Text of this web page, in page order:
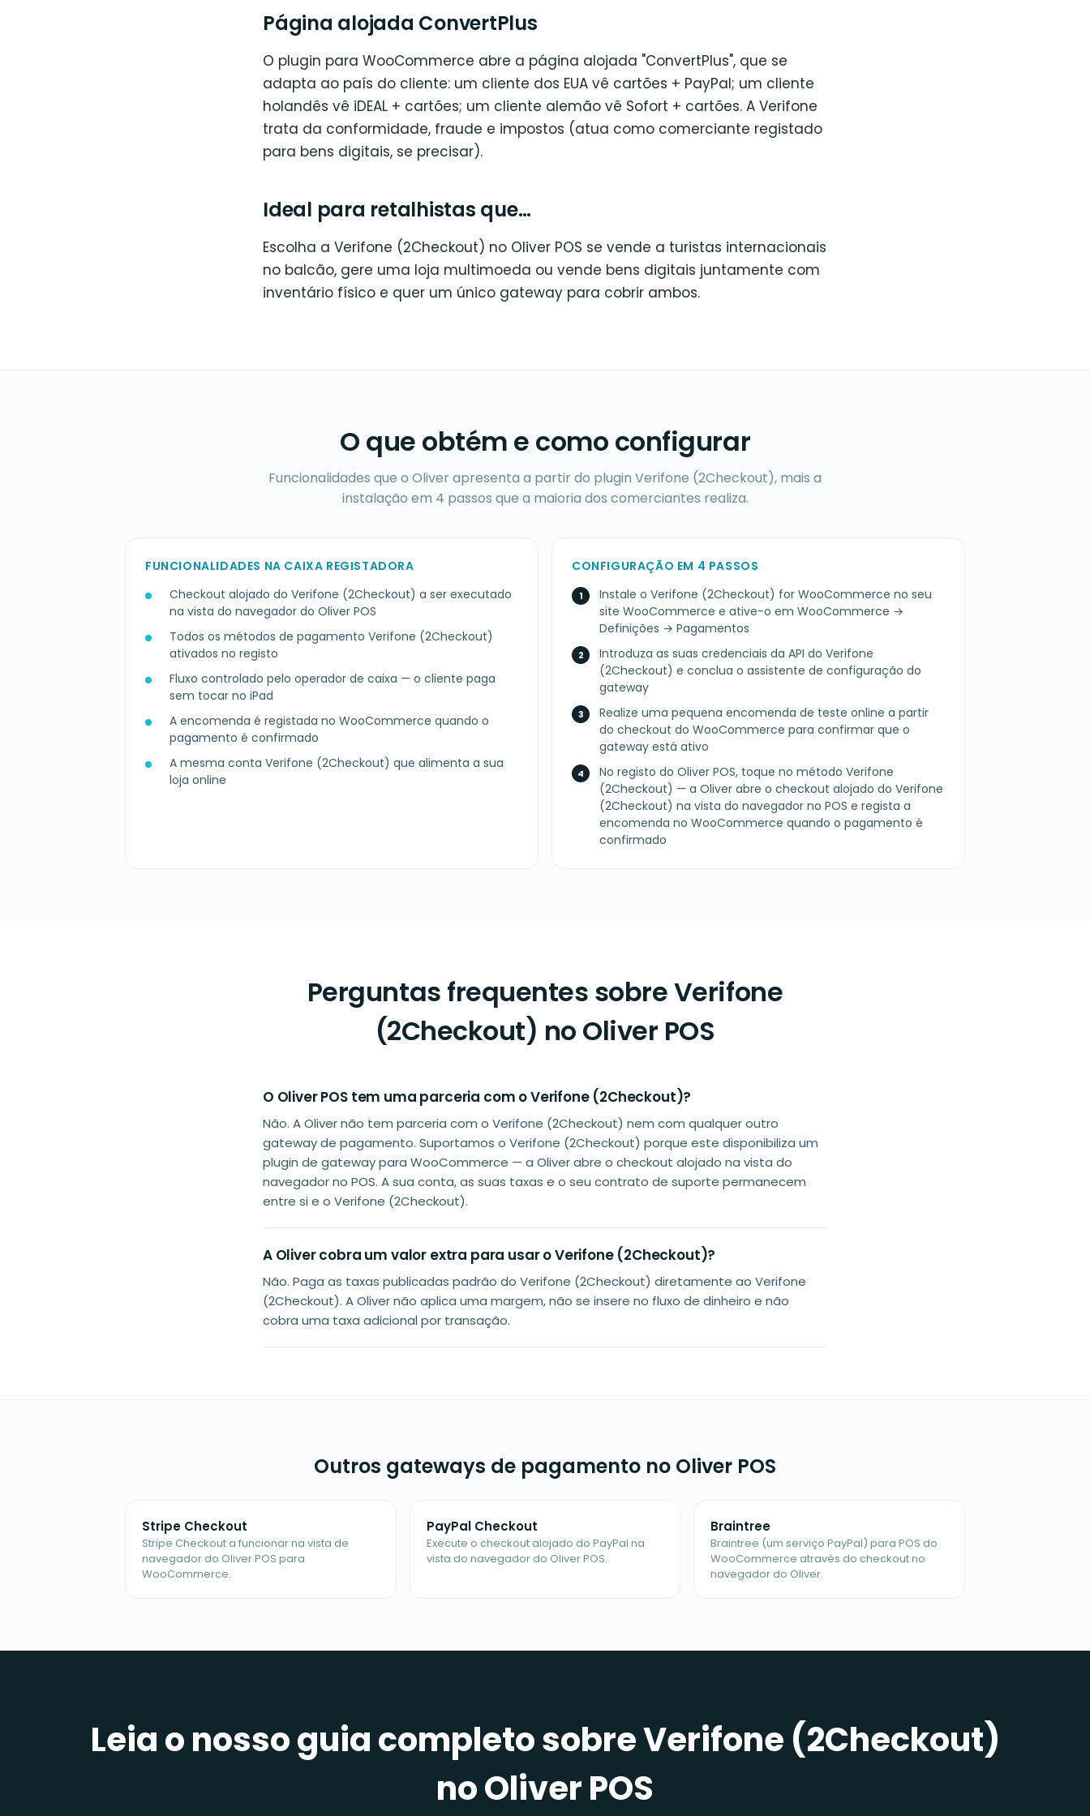
Página alojada ConvertPlus
O plugin para WooCommerce abre a página alojada "ConvertPlus", que se
adapta ao país do cliente: um cliente dos EUA vê cartões + PayPal; um cliente
holandês vê iDEAL + cartões; um cliente alemão vê Sofort + cartões. A Verifone
trata da conformidade, fraude e impostos (atua como comerciante registado
para bens digitais, se precisar).
Ideal para retalhistas que…
Escolha a Verifone (2Checkout) no Oliver POS se vende a turistas internacionais
no balcão, gere uma loja multimoeda ou vende bens digitais juntamente com
inventário físico e quer um único gateway para cobrir ambos.
O que obtém e como configurar
Funcionalidades que o Oliver apresenta a partir do plugin Verifone (2Checkout), mais a
instalação em 4 passos que a maioria dos comerciantes realiza.
FUNCIONALIDADES NA CAIXA REGISTADORA
Checkout alojado do Verifone (2Checkout) a ser executado
na vista do navegador do Oliver POS
Todos os métodos de pagamento Verifone (2Checkout)
ativados no registo
Fluxo controlado pelo operador de caixa — o cliente paga
sem tocar no iPad
A encomenda é registada no WooCommerce quando o
pagamento é confirmado
A mesma conta Verifone (2Checkout) que alimenta a sua
loja online
CONFIGURAÇÃO EM 4 PASSOS
Instale o Verifone (2Checkout) for WooCommerce no seu
site WooCommerce e ative-o em WooCommerce →
Definições → Pagamentos
Introduza as suas credenciais da API do Verifone
(2Checkout) e conclua o assistente de configuração do
gateway
Realize uma pequena encomenda de teste online a partir
do checkout do WooCommerce para confirmar que o
gateway está ativo
No registo do Oliver POS, toque no método Verifone
(2Checkout) — a Oliver abre o checkout alojado do Verifone
(2Checkout) na vista do navegador no POS e regista a
encomenda no WooCommerce quando o pagamento é
confirmado
Perguntas frequentes sobre Verifone
(2Checkout) no Oliver POS
O Oliver POS tem uma parceria com o Verifone (2Checkout)?
Não. A Oliver não tem parceria com o Verifone (2Checkout) nem com qualquer outro
gateway de pagamento. Suportamos o Verifone (2Checkout) porque este disponibiliza um
plugin de gateway para WooCommerce — a Oliver abre o checkout alojado na vista do
navegador no POS. A sua conta, as suas taxas e o seu contrato de suporte permanecem
entre si e o Verifone (2Checkout).
A Oliver cobra um valor extra para usar o Verifone (2Checkout)?
Não. Paga as taxas publicadas padrão do Verifone (2Checkout) diretamente ao Verifone
(2Checkout). A Oliver não aplica uma margem, não se insere no fluxo de dinheiro e não
cobra uma taxa adicional por transação.
Outros gateways de pagamento no Oliver POS
Stripe Checkout
Stripe Checkout a funcionar na vista de
navegador do Oliver POS para
WooCommerce.
PayPal Checkout
Execute o checkout alojado do PayPal na
vista do navegador do Oliver POS.
Braintree
Braintree (um serviço PayPal) para POS do
WooCommerce através do checkout no
navegador do Oliver.
Leia o nosso guia completo sobre Verifone (2Checkout)
no Oliver POS